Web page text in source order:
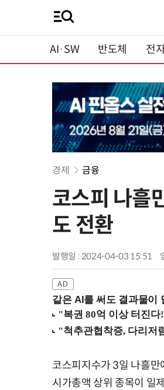
AI·SW 반도체 전
경제 금융
코스피 나흘
도 전환
발행일 : 2024-04-03 15:51
같은 AI를 써도 결과물이
코스피지수가 3일 나흘
시가총액 상위 종목이 일